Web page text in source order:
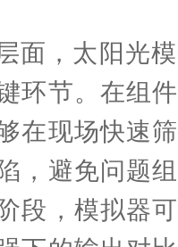
，太阳光模
环节。在组
在现场快速
，避免问题
段，模拟器